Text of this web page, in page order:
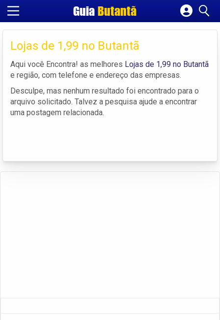
GuiaButantã
Cadastrar empresa
Fazer login
Criar conta
Lojas de 1,99 no Butantã
Aqui você Encontra! as melhores Lojas de 1,99 no Butantã
e região, com telefone e endereço das empresas.
Desculpe, mas nenhum resultado foi encontrado para o
arquivo solicitado. Talvez a pesquisa ajude a encontrar
uma postagem relacionada.